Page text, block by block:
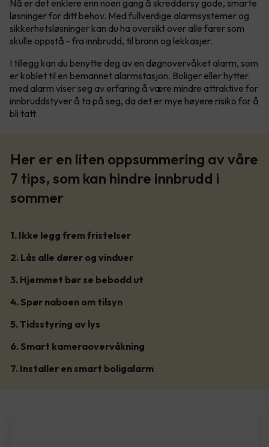
Nå er det enklere enn noen gang å skreddersy gode, smarte
løsninger for ditt behov. Med fullverdige alarmsystemer og
sikkerhetsløsninger kan du ha oversikt over alle farer som
skulle oppstå - fra innbrudd, til brann og lekkasjer.
I tillegg kan du benytte deg av en døgnovervåket alarm, som
er koblet til en bemannet alarmstasjon. Boliger eller hytter
med alarm viser seg av erfaring å være mindre attraktive for
innbruddstyver å ta på seg, da det er mye høyere risiko for å
bli tatt.
Her er en liten oppsummering av våre
7 tips, som kan hindre innbrudd i
sommer
1. Ikke legg frem fristelser
2. Lås alle dører og vinduer
3. Hjemmet bør se bebodd ut
4. Spør naboen om tilsyn
5. Tidsstyring av lys
6. Smart kameraovervåkning
7. Installer en smart boligalarm